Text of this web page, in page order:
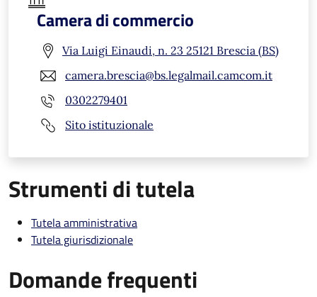
Camera di commercio
Via Luigi Einaudi, n. 23 25121 Brescia (BS)
camera.brescia@bs.legalmail.camcom.it
0302279401
Sito istituzionale
Strumenti di tutela
Tutela amministrativa
Tutela giurisdizionale
Domande frequenti